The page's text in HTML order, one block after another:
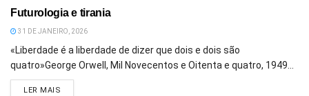
Futurologia e tirania
31 DE JANEIRO, 2026
«Liberdade é a liberdade de dizer que dois e dois são
quatro»George Orwell, Mil Novecentos e Oitenta e quatro, 1949...
LER MAIS